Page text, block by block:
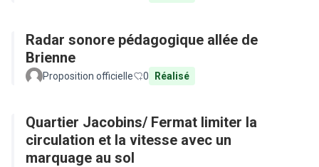
Radar sonore pédagogique allée de
Brienne
Proposition officielle 0 Réalisé
Quartier Jacobins/ Fermat limiter la
circulation et la vitesse avec un
marquage au sol